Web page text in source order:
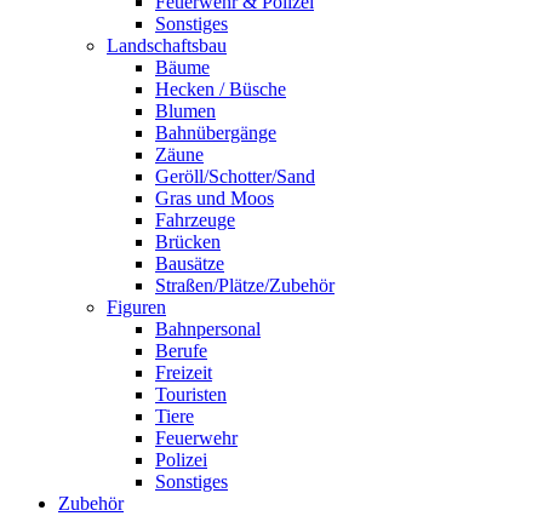
Sonstiges
Landschaftsbau
Bäume
Hecken / Büsche
Blumen
Bahnübergänge
Zäune
Geröll/Schotter/Sand
Gras und Moos
Fahrzeuge
Brücken
Bausätze
Straßen/Plätze/Zubehör
Figuren
Bahnpersonal
Berufe
Freizeit
Touristen
Tiere
Feuerwehr
Polizei
Sonstiges
Zubehör